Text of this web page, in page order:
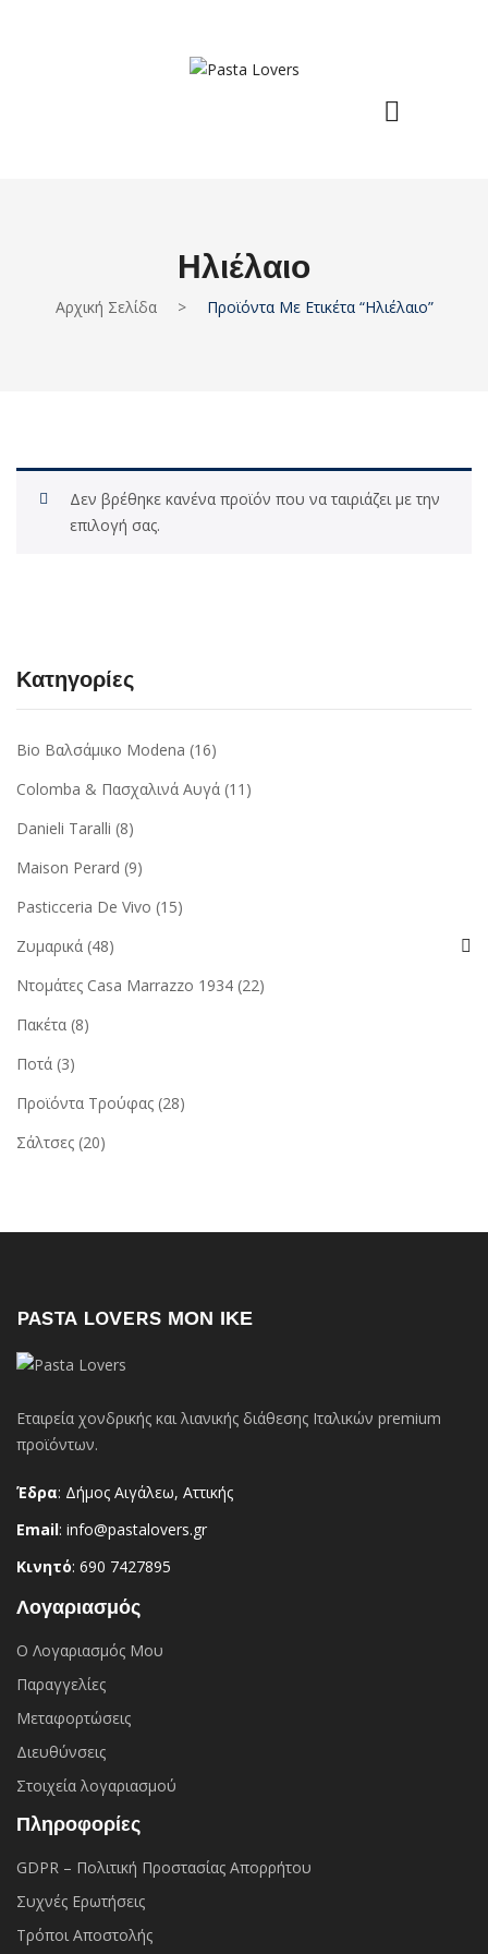
Ηλιέλαιο
Αρχική Σελίδα > Προϊόντα Με Ετικέτα “ηλιέλαιο”
Δεν βρέθηκε κανένα προϊόν που να ταιριάζει με την
επιλογή σας.
Κατηγορίες
Bio Βαλσάμικο Modena (16)
Colomba & Πασχαλινά Αυγά (11)
Danieli Taralli (8)
Maison Perard (9)
Pasticceria De Vivo (15)
Ζυμαρικά (48)
Ντομάτες Casa Marrazzo 1934 (22)
Πακέτα (8)
Ποτά (3)
Προϊόντα Τρούφας (28)
Σάλτσες (20)
PASTA LOVERS ΜΟΝ ΙΚΕ
Εταιρεία χονδρικής και λιανικής διάθεσης Ιταλικών premium
προϊόντων.
Έδρα: Δήμος Αιγάλεω, Αττικής
Email: info@pastalovers.gr
Κινητό: 690 7427895
Λογαριασμός
Ο Λογαριασμός Μου
Παραγγελίες
Μεταφορτώσεις
Διευθύνσεις
Στοιχεία λογαριασμού
Πληροφορίες
GDPR – Πολιτική Προστασίας Απορρήτου
Συχνές Eρωτήσεις
Τρόποι Αποστολής